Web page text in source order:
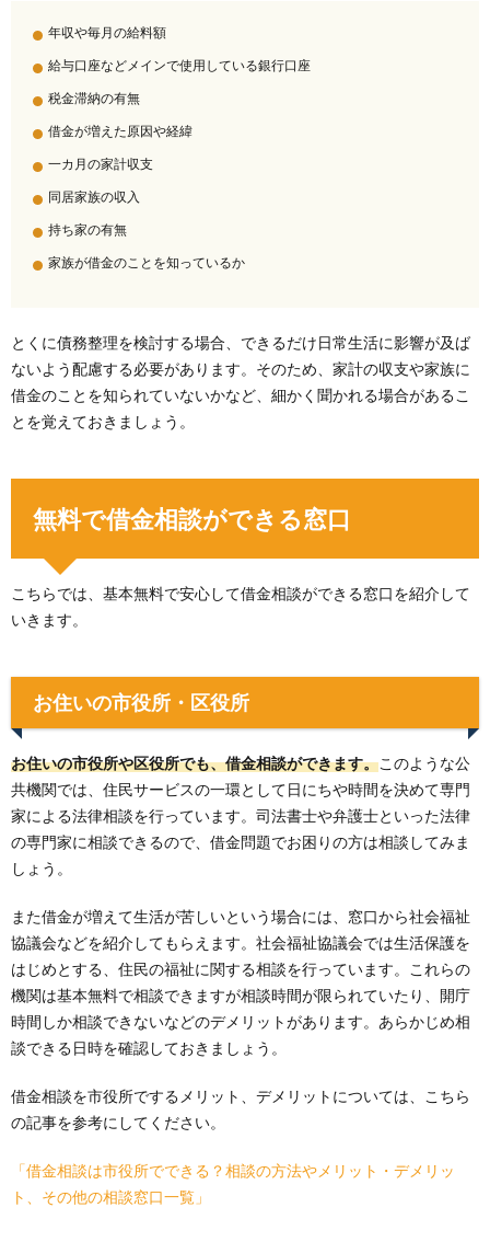
年収や毎月の給料額
給与口座などメインで使用している銀行口座
税金滞納の有無
借金が増えた原因や経緯
一カ月の家計収支
同居家族の収入
持ち家の有無
家族が借金のことを知っているか
とくに債務整理を検討する場合、できるだけ日常生活に影響が及ば
ないよう配慮する必要があります。そのため、家計の収支や家族に
借金のことを知られていないかなど、細かく聞かれる場合があるこ
とを覚えておきましょう。
無料で借金相談ができる窓口
こちらでは、基本無料で安心して借金相談ができる窓口を紹介して
いきます。
お住いの市役所・区役所
お住いの市役所や区役所でも、借金相談ができます。このような公
共機関では、住民サービスの一環として日にちや時間を決めて専門
家による法律相談を行っています。司法書士や弁護士といった法律
の専門家に相談できるので、借金問題でお困りの方は相談してみま
しょう。
また借金が増えて生活が苦しいという場合には、窓口から社会福祉
協議会などを紹介してもらえます。社会福祉協議会では生活保護を
はじめとする、住民の福祉に関する相談を行っています。これらの
機関は基本無料で相談できますが相談時間が限られていたり、開庁
時間しか相談できないなどのデメリットがあります。あらかじめ相
談できる日時を確認しておきましょう。
借金相談を市役所でするメリット、デメリットについては、こちら
の記事を参考にしてください。
「借金相談は市役所でできる？相談の方法やメリット・デメリッ
ト、その他の相談窓口一覧」